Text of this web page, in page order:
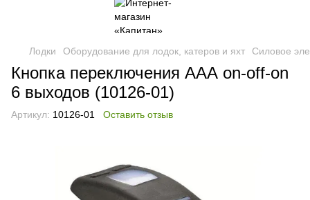
Лодки Оборудование для лодок, катеров и яхт Силовое
Кнопка переключения ААА on-off-on
6 выходов (10126-01)
Артикул: 10126-01 Оставить отзыв